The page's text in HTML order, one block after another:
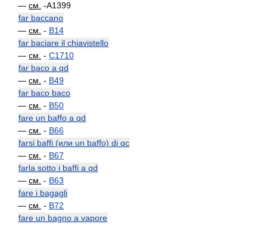
— см. -A1399
far baccano
— см. - B14
far baciare il chiavistello
— см. - C1710
far baco a qd
— см. - B49
far baco baco
— см. - B50
fare un baffo a qd
— см. - B66
farsi baffi (или un baffo) di qc
— см. - B67
farla sotto i baffi a qd
— см. - B63
fare i bagagli
— см. - B72
fare un bagno a vapore